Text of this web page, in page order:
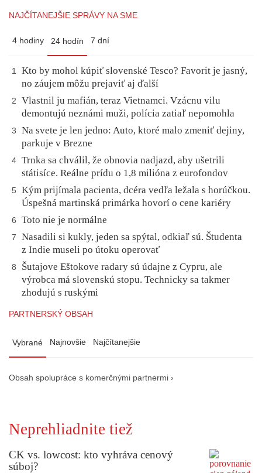
NAJČÍTANEJŠIE SPRÁVY NA SME
4 hodiny 24 hodín 7 dní
1
Kto by mohol kúpiť slovenské Tesco? Favorit je jasný,
no záujem môžu prejaviť aj ďalší
2
Vlastnil ju mafián, teraz Vietnamci. Vzácnu vilu
demontujú neznámi muži, polícia zatiaľ nepomohla
3
Na svete je len jedno: Auto, ktoré malo zmeniť dejiny,
parkuje v Brezne
4 Trnka sa chválil, že obnovia nadjazd, aby ušetrili
státisíce. Reálne prídu o 1,8 milióna z eurofondov
5
Kým prijímala pacienta, dcéra vedľa ležala s horúčkou.
Úspešná martinská primárka hovorí o cene kariéry
6 Toto nie je normálne
7
Nasadili si kukly, jeden sa spýtal, odkiaľ sú. Študenta
z Indie museli po útoku operovať
8
Šutajove Eštokove radary sú údajne z Cypru, ale
výrobca má slovenskú stopu. Technicky sa takmer
zhodujú s ruskými
PARTNERSKÝ OBSAH
Vybrané Najnovšie Najčítanejšie
Obsah spolupráce s komerčnými partnermi ›
Neprehliadnite tiež
CK vs. lowcost: kto vyhráva cenový
súboj?